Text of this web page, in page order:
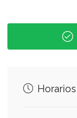
Horarios